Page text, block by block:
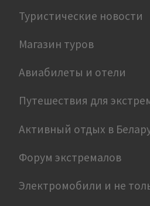
Туристические новости
Магазин туров
Авиабилеты и отели
Путешествия для
Активный отдых в
Форум экстремалов
Электромобили и не